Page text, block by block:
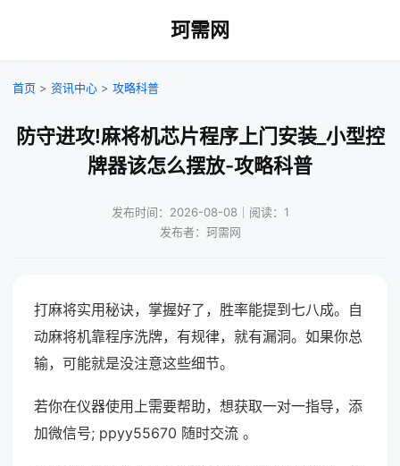
珂需网
首页 > 资讯中心 > 攻略科普
防守进攻!麻将机芯片程序上门安装_小型控
牌器该怎么摆放-攻略科普
发布时间：2026-08-08｜阅读：1
发布者：珂需网
打麻将实用秘诀，掌握好了，胜率能提到七八成。自
动麻将机靠程序洗牌，有规律，就有漏洞。如果你总
输，可能就是没注意这些细节。
若你在仪器使用上需要帮助，想获取一对一指导，添
加微信号; ppyy55670 随时交流 。